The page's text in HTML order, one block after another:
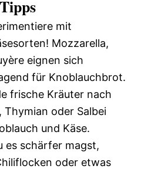
mit
Mozzarella,
eignen sich
für Knoblauchbrot.
frische Kräuter nach
Thymian oder Salbei
und Käse.
es schärfer magst,
oder etwas